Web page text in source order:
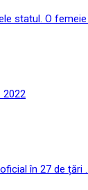
statul. O femeie
2022
în 27 de țări ...